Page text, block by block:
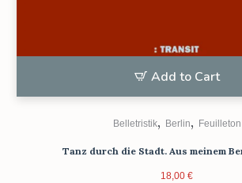
Add to Cart
Belletristik, Berlin, Feuilleton
Tanz durch die Stadt. Aus meinem
18,00 €